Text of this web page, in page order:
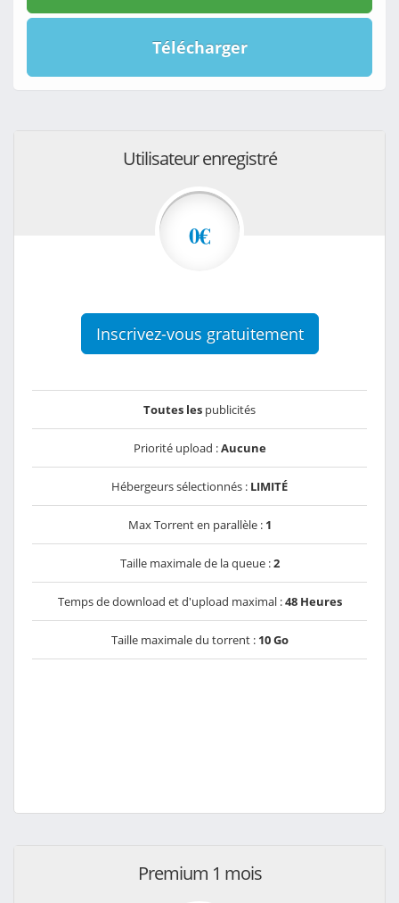
Télécharger
Utilisateur enregistré
0€
Inscrivez-vous gratuitement
Toutes les publicités
Priorité upload :Aucune
Hébergeurs sélectionnés : LIMITÉ
Max Torrent en parallèle : 1
Taille maximale de la queue :2
Temps de download et d'upload maximal :48 Heures
Taille maximale du torrent : 10 Go
Premium 1 mois